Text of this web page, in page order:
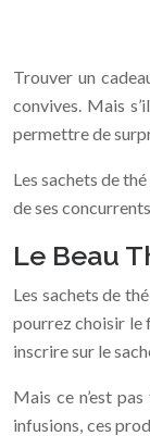
Trouver un
convives. Mais
permettre de
Les sachets de
de ses
Le Beau
Les sachets de
pourrez choisir le
inscrire sur le
Mais ce n’est
infusions, ces